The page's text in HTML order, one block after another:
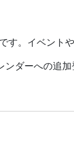
す。イベント
ダーへの追